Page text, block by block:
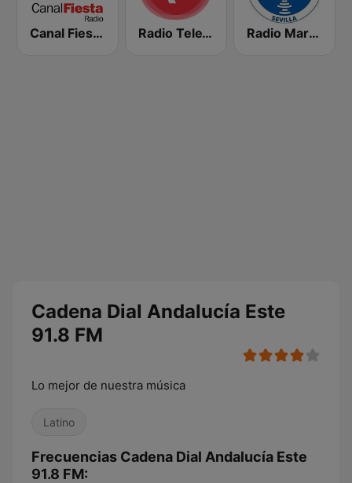
Canal Fiesta Radio Radio TeleTaxi Radio Marca Sevilla
Cadena Dial Andalucía Este
91.8 FM
Lo mejor de nuestra música
Latino
Frecuencias Cadena Dial Andalucía Este
91.8 FM: